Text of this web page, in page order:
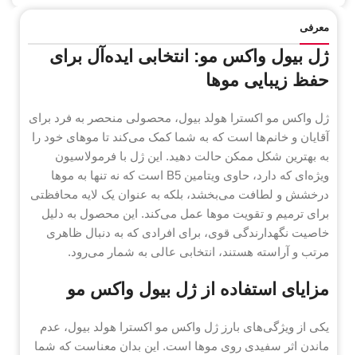
معرفی
ژل بیول واکس مو: انتخابی ایده‌آل برای
حفظ زیبایی موها
ژل واکس مو اکسترا هولد بیول، محصولی منحصر به فرد برای
آقایان و خانم‌ها است که به شما کمک می‌کند تا موهای خود را
به بهترین شکل ممکن حالت دهید. این ژل با فرمولاسیون
ویژه‌ای که دارد، حاوی ویتامین B5 است که نه تنها به موها
درخشش و لطافت می‌بخشد، بلکه به عنوان یک لایه محافظتی
برای ترمیم و تقویت موها عمل می‌کند. این محصول به دلیل
خاصیت نگهدارندگی قوی، برای افرادی که به دنبال ظاهری
مرتب و آراسته هستند، انتخابی عالی به شمار می‌رود.
مزایای استفاده از ژل بیول واکس مو
یکی از ویژگی‌های بارز ژل واکس مو اکسترا هولد بیول، عدم
ماندن اثر سفیدی روی موها است. این بدان معناست که شما